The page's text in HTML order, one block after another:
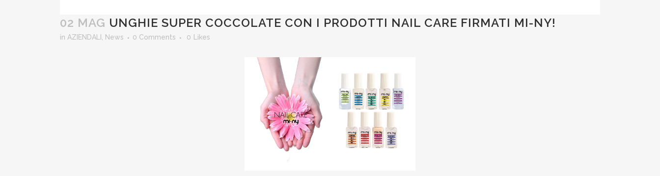
02 MAG UNGHIE SUPER COCCOLATE CON I PRODOTTI NAIL CARE FIRMATI MI-NY!
in AZIENDALI , News 0 Comments 0 Likes